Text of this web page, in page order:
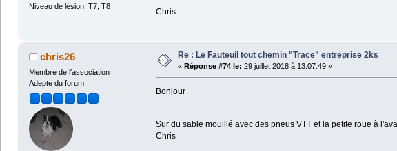
Niveau de lésion: T7, T8
Chris
chris26
Membre de l'association
Adepte du forum
Re : Le Fauteuil tout chemin "Trace" entreprise 2ks
« Réponse #74 le: 29 juillet 2018 à 13:07:49 »
Bonjour
Sur du sable mouillé avec des pneus VTT et la petite roue à
Chris